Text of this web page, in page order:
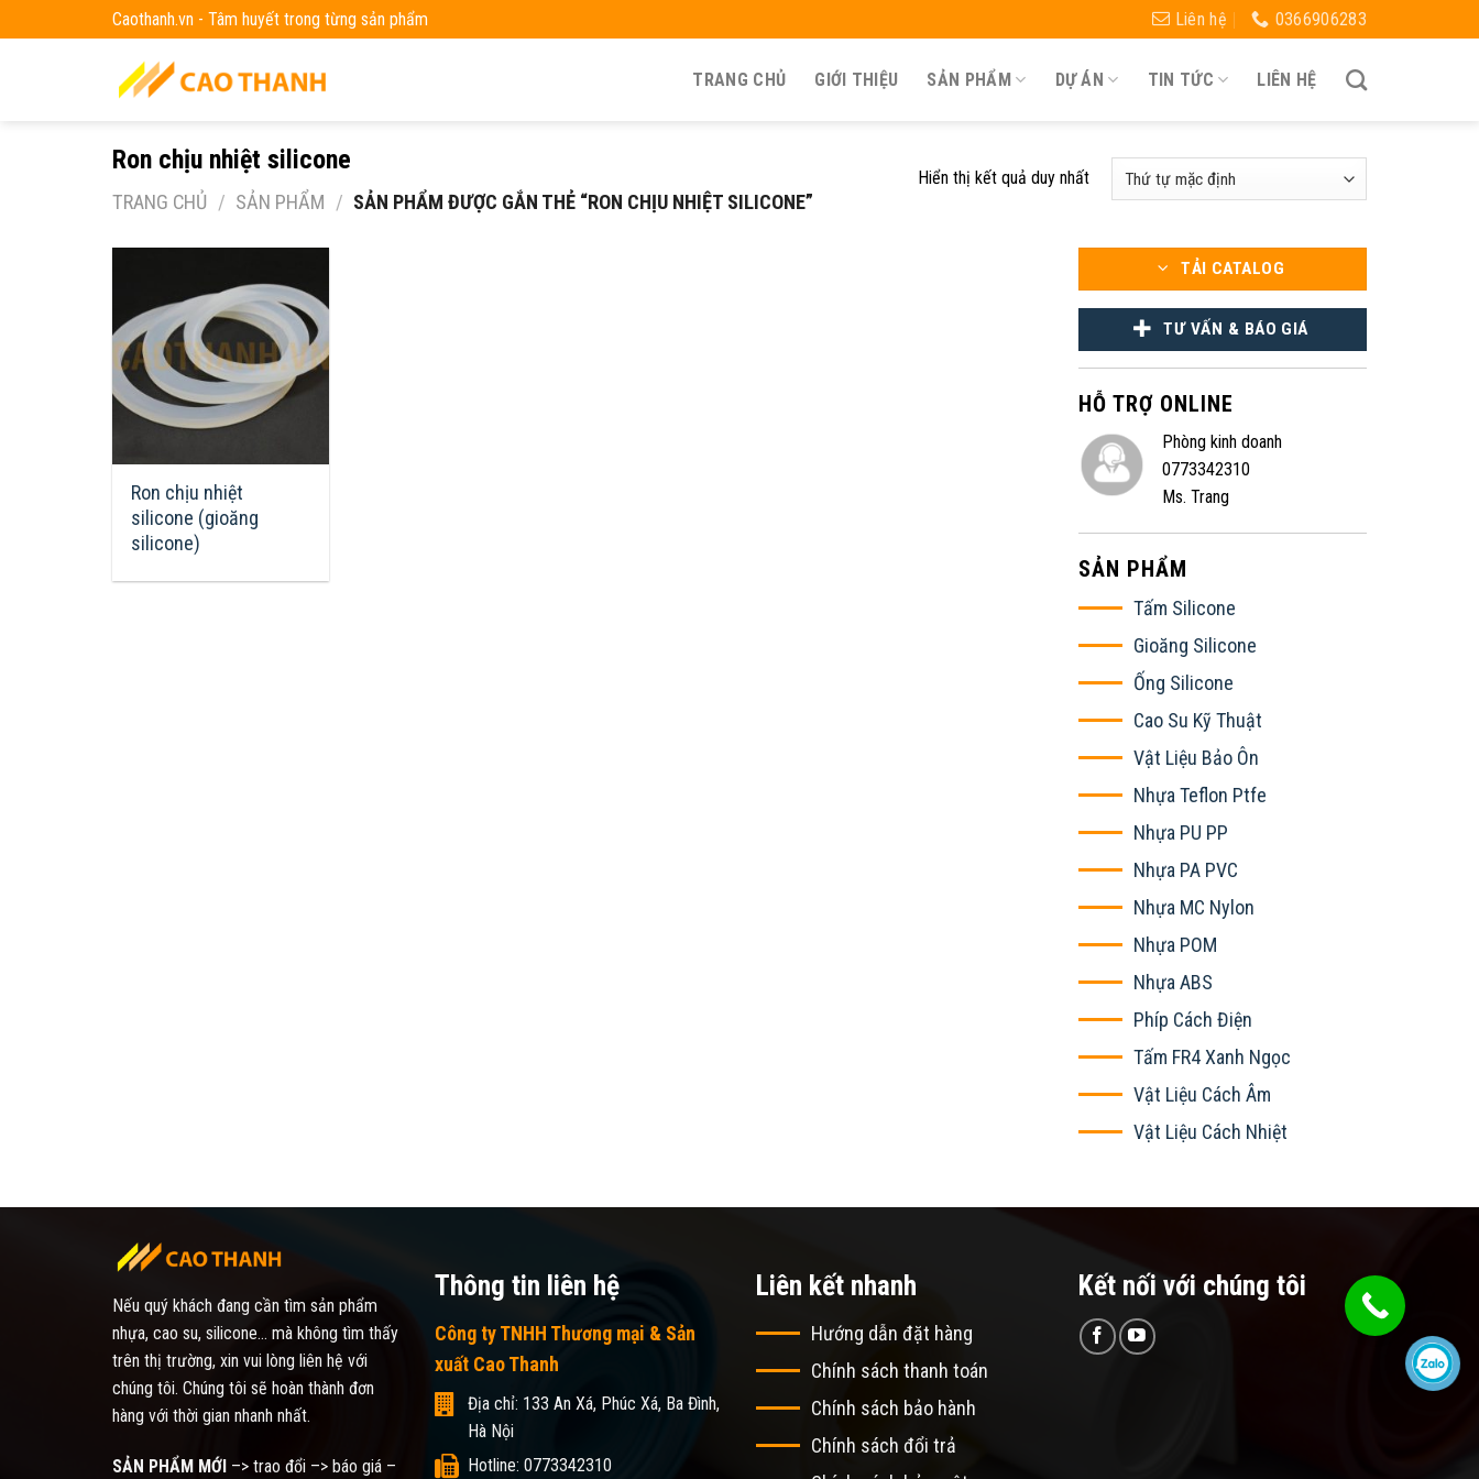
to
Caothanh.vn - Tâm huyết trong từng sản phẩm Liên hệ 0366906283
TRANG CHỦ GIỚI THIỆU SẢN PHẨM DỰ ÁN TIN TỨC LIÊN HỆ
Ron chịu nhiệt silicone
TRANG CHỦ / SẢN PHẨM / SẢN PHẨM ĐƯỢC GẮN THẺ “RON CHỊU NHIỆT SILICONE”
Hiển thị kết quả duy nhất
Ron chịu nhiệt
silicone (gioăng
silicone)
TẢI CATALOG
TƯ VẤN & BÁO GIÁ
HỖ TRỢ ONLINE
Phòng kinh doanh
0773342310
Ms. Trang
SẢN PHẨM
Tấm Silicone
Gioăng Silicone
Ống Silicone
Cao Su Kỹ Thuật
Vật Liệu Bảo Ôn
Nhựa Teflon Ptfe
Nhựa PU PP
Nhựa PA PVC
Nhựa MC Nylon
Nhựa POM
Nhựa ABS
Phíp Cách Điện
Tấm FR4 Xanh Ngọc
Vật Liệu Cách Âm
Vật Liệu Cách Nhiệt
Nếu quý khách đang cần tìm sản phẩm
nhựa, cao su, silicone... mà không tìm thấy
trên thị trường, xin vui lòng liên hệ với
chúng tôi. Chúng tôi sẽ hoàn thành đơn
hàng với thời gian nhanh nhất.
SẢN PHẨM MỚI –> trao đổi –> báo giá –
Thông tin liên hệ
Công ty TNHH Thương mại & Sản
xuất Cao Thanh
Địa chỉ: 133 An Xá, Phúc Xá, Ba Đình,
Hà Nội
Hotline: 0773342310
Liên kết nhanh
Hướng dẫn đặt hàng
Chính sách thanh toán
Chính sách bảo hành
Chính sách đổi trả
Kết nối với chúng tôi